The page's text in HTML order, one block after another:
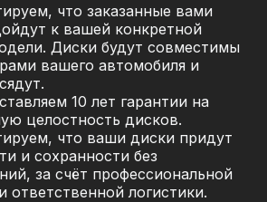
что заказанные вами
к вашей конкретной
Диски будут совместимы
вашего автомобиля и
10 лет гарантии на
целостность дисков.
что ваши диски придут
и сохранности без
за счёт профессиональной
ответственной логистики.